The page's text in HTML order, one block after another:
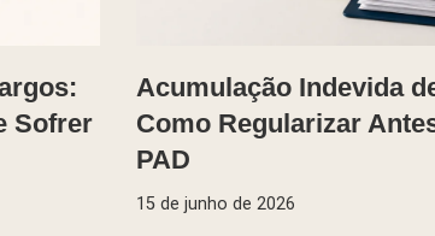
Sofrer
Acumulação Indevida
Como Regularizar
PAD
15 de junho de 2026